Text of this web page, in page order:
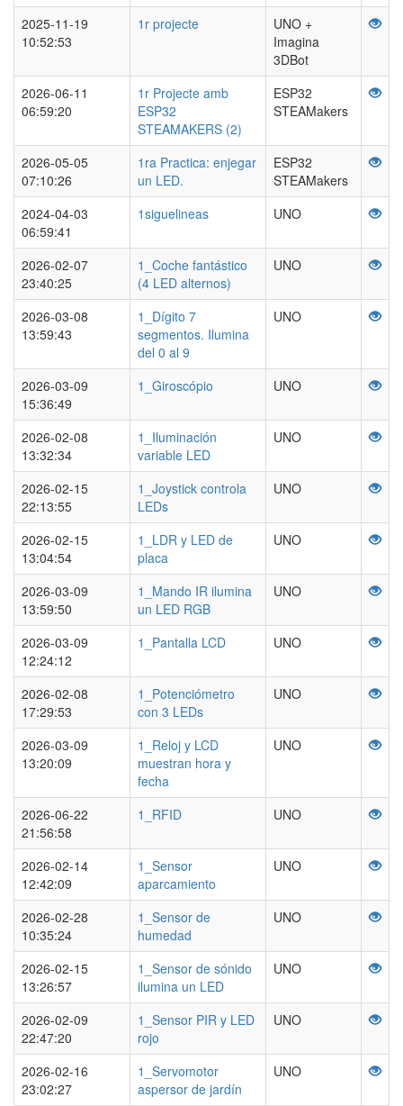
2025-11-19
10:52:53
1r projecte
UNO +
Imagina
3DBot
2026-06-11
06:59:20
1r Projecte amb
ESP32
STEAMAKERS (2)
ESP32
STEAMakers
2026-05-05
07:10:26
1ra Practica: enjegar
un LED.
ESP32
STEAMakers
2024-04-03
06:59:41
1siguelineas UNO
2026-02-07
23:40:25
1_Coche fantástico
(4 LED alternos)
UNO
2026-03-08
13:59:43
1_Dígito 7
segmentos. Ilumina
del 0 al 9
UNO
2026-03-09
15:36:49
1_Giroscópio UNO
2026-02-08
13:32:34
1_Iluminación
variable LED
UNO
2026-02-15
22:13:55
1_Joystick controla
LEDs
UNO
2026-02-15
13:04:54
1_LDR y LED de
placa
UNO
2026-03-09
13:59:50
1_Mando IR ilumina
un LED RGB
UNO
2026-03-09
12:24:12
1_Pantalla LCD UNO
2026-02-08
17:29:53
1_Potenciómetro
con 3 LEDs
UNO
2026-03-09
13:20:09
1_Reloj y LCD
muestran hora y
fecha
UNO
2026-06-22
21:56:58
1_RFID UNO
2026-02-14
12:42:09
1_Sensor
aparcamiento
UNO
2026-02-28
10:35:24
1_Sensor de
humedad
UNO
2026-02-15
13:26:57
1_Sensor de sónido
ilumina un LED
UNO
2026-02-09
22:47:20
1_Sensor PIR y LED
rojo
UNO
2026-02-16
23:02:27
1_Servomotor
aspersor de jardín
UNO